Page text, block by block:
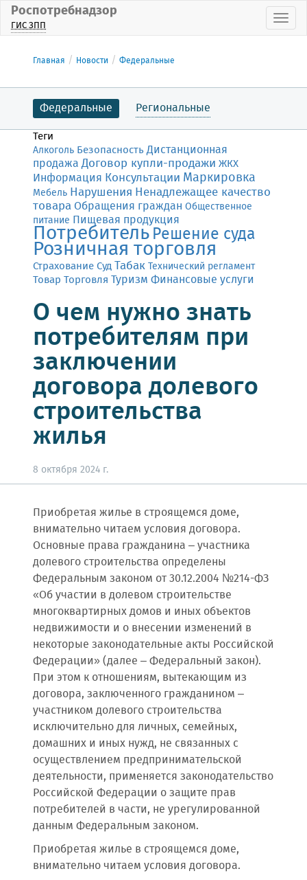
Роспотребнадзор
ГИС ЗПП
Главная Новости Федеральные
Федеральные Региональные
Теги
Алкоголь БезопасностьДистанционная
продажа Договор купли-продажи ЖКХ
Информация Консультации Маркировка
Мебель Нарушения Ненадлежащее качество
товара Обращения граждан Общественное
питание Пищевая продукция
ПотребительРешение суда
Розничная торговля
СтрахованиеСудТабакТехнический регламент
Товар Торговля Туризм Финансовые услуги
О чем нужно знать
потребителям при
заключении
договора долевого
строительства
жилья
8 октября 2024 г.
Приобретая жилье в строящемся доме,
внимательно читаем условия договора.
Основные права гражданина – участника
долевого строительства определены
Федеральным законом от 30.12.2004 №214-ФЗ
«Об участии в долевом строительстве
многоквартирных домов и иных объектов
недвижимости и о внесении изменений в
некоторые законодательные акты Российской
Федерации» (далее – Федеральный закон).
При этом к отношениям, вытекающим из
договора, заключенного гражданином –
участником долевого строительства
исключительно для личных, семейных,
домашних и иных нужд, не связанных с
осуществлением предпринимательской
деятельности, применяется законодательство
Российской Федерации о защите прав
потребителей в части, не урегулированной
данным Федеральным законом.
Приобретая жилье в строящемся доме,
внимательно читаем условия договора.